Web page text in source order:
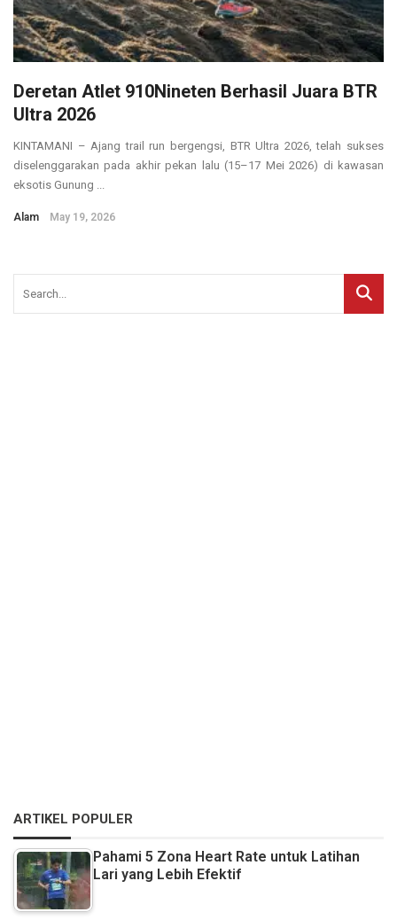
Deretan Atlet 910Nineten Berhasil Juara BTR
Ultra 2026
KINTAMANI – Ajang trail run bergengsi, BTR Ultra 2026, telah sukses
diselenggarakan pada akhir pekan lalu (15–17 Mei 2026) di kawasan
eksotis Gunung ...
Alam May 19, 2026
ARTIKEL POPULER
Pahami 5 Zona Heart Rate untuk Latihan
Lari yang Lebih Efektif